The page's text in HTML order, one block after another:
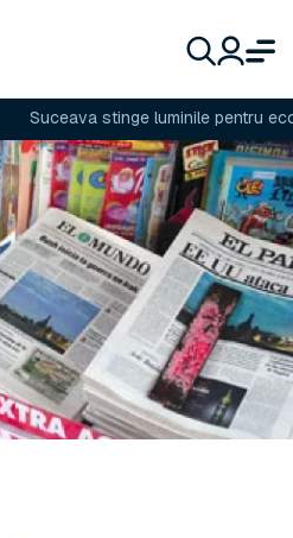
Suceava stinge luminile pentru